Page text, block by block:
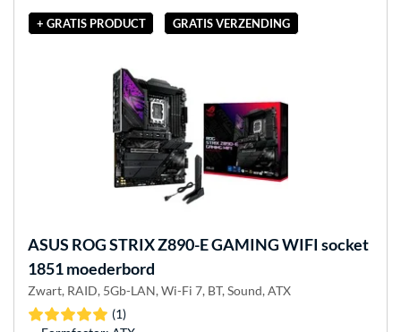
+ GRATIS PRODUCT GRATIS VERZENDING
ASUS ROG STRIX Z890-E GAMING WIFI socket
1851 moederbord
Zwart, RAID, 5Gb-LAN, Wi-Fi 7, BT, Sound, ATX
(1)